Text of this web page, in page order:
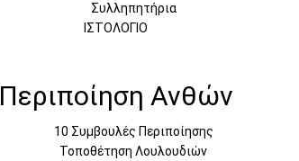
Συλληπητήρια
ΙΣΤΟΛΟΓΙΟ
Περιποίηση Ανθών
10 Συμβουλές Περιποίησης
Τοποθέτηση Λουλουδιών